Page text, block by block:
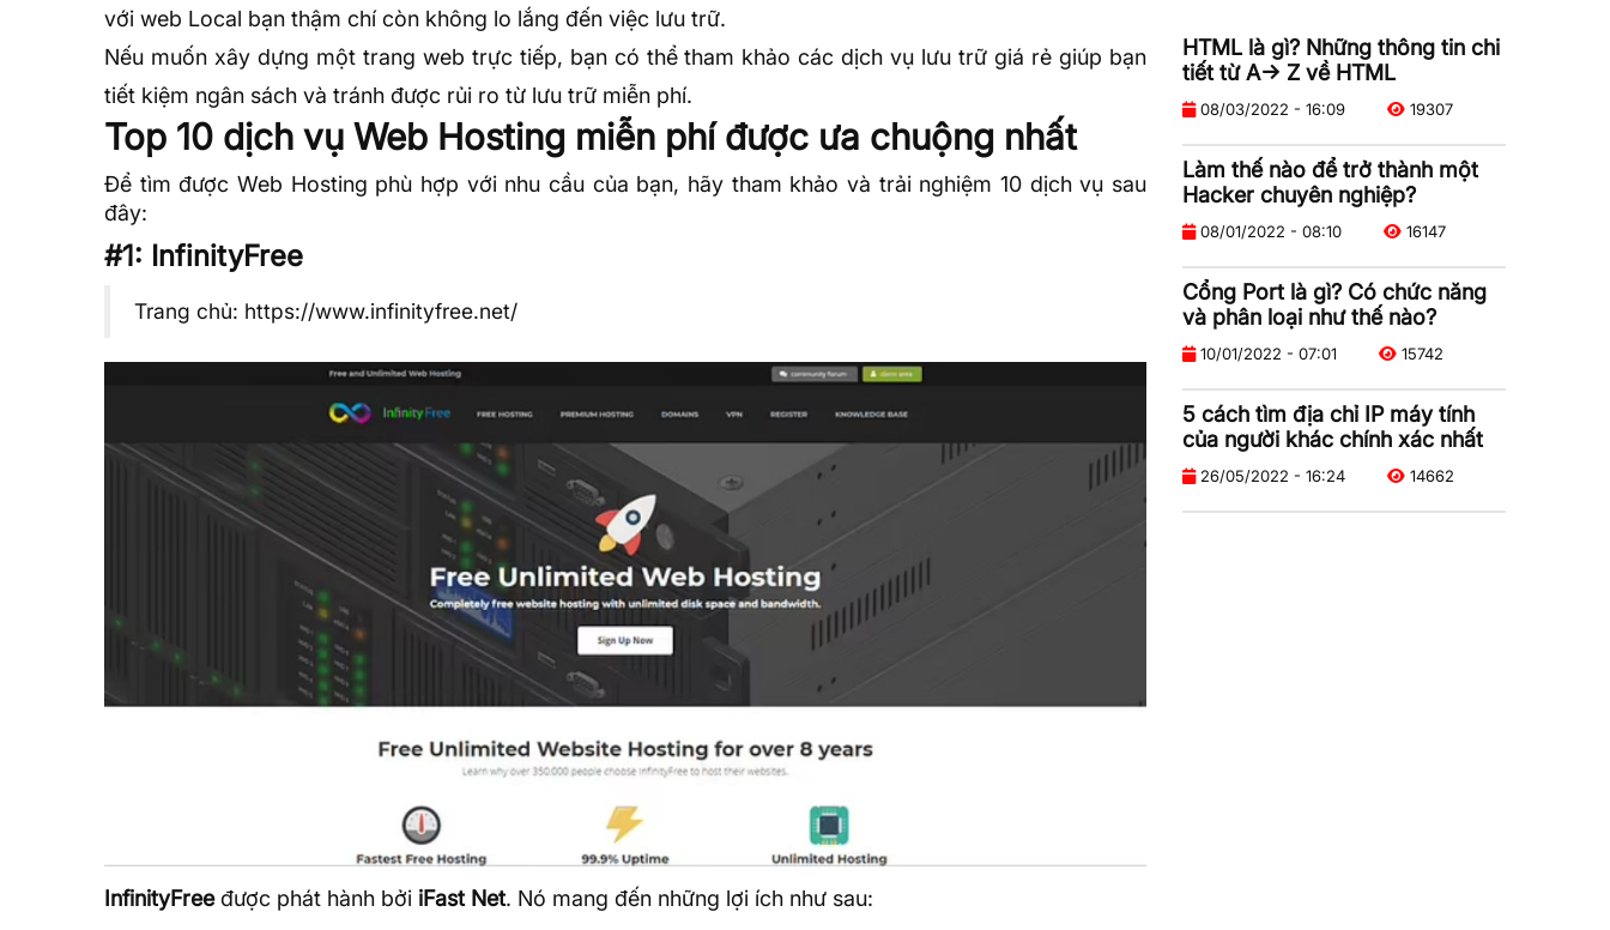
với web Local bạn thậm chí còn không lo lắng đến việc lưu trữ.
Nếu muốn xây dựng một trang web trực tiếp, bạn có thể tham khảo các dịch vụ lưu trữ giá rẻ giúp bạn
tiết kiệm ngân sách và tránh được rủi ro từ lưu trữ miễn phí.
Top 10 dịch vụ Web Hosting miễn phí được ưa chuộng nhất
Để tìm được Web Hosting phù hợp với nhu cầu của bạn, hãy tham khảo và trải nghiệm 10 dịch vụ sau
đây:
#1: InfinityFree
Trang chủ: https://www.infinityfree.net/
InfinityFreeđược phát hành bởi iFast Net. Nó mang đến những lợi ích như sau:
HTML là gì? Những thông tin chi
tiết từ A-> Z về HTML
08/03/2022 - 16:09 19307
Làm thế nào để trở thành một
Hacker chuyên nghiệp?
08/01/2022 - 08:10 16147
Cổng Port là gì? Có chức năng
và phân loại như thế nào?
10/01/2022 - 07:01 15742
5 cách tìm địa chỉ IP máy tính
của người khác chính xác nhất
26/05/2022 - 16:24 14662